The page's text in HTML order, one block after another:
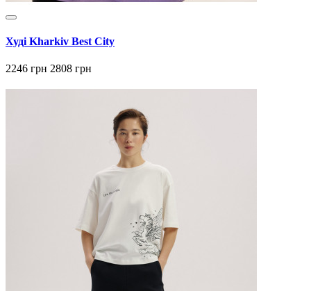
Худі Kharkiv Best City
2246 грн 2808 грн